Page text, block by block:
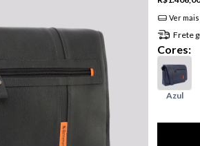
Ver
Frete
Cores: